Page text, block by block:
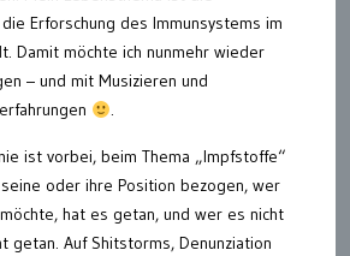
Erforschung des Immunsystems im
Damit möchte ich nunmehr wieder
– und mit Musizieren und
.
ist vorbei, beim Thema „Impfstoffe“
oder ihre Position bezogen, wer
hat es getan, und wer es nicht
getan. Auf Shitstorms, Denunziation